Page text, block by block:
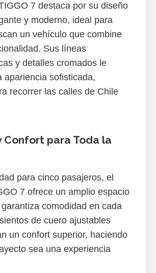
7 destaca por su diseño
y moderno, ideal para
un vehículo que combine
Sus líneas
y detalles cromados le
apariencia sofisticada,
recorrer las calles de Chile
Confort para Toda la
para cinco pasajeros, el
7 ofrece un amplio espacio
comodidad en cada
de cuero ajustables
un confort superior, haciendo
sea una experiencia